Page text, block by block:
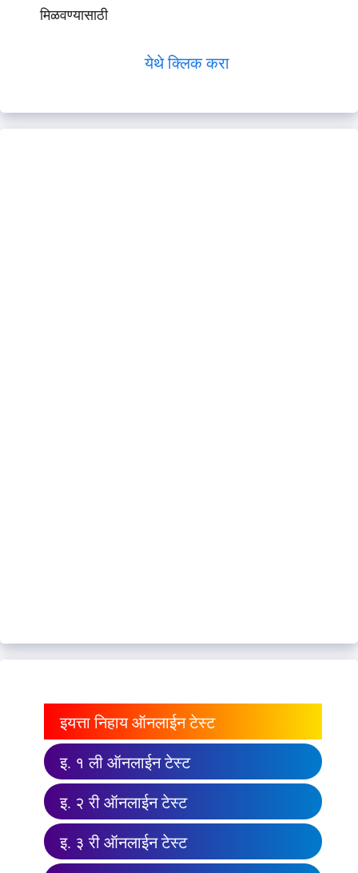
मिळवण्यासाठी
येथे क्लिक करा
इयत्ता निहाय ऑनलाईन टेस्ट
इ. १ ली ऑनलाईन टेस्ट
इ. २ री ऑनलाईन टेस्ट
इ. ३ री ऑनलाईन टेस्ट